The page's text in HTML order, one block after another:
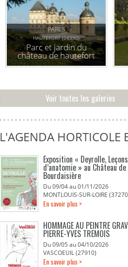
PARCS
HAUTEFORT (24390)
Parc et jardin du
château de hautefort
Voir toutes les galeries
L'AGENDA HORTICOLE
Exposition « Deyrolle, Leçons
d’anatomie » au Château de
Bourdaisière
Du 09/04 au 01/11/2026
MONTLOUIS-SUR-LOIRE
En savoir plus >
HOMMAGE AU PEINTRE
PIERRE-YVES TREMOIS
Du 09/05 au 04/10/2026
VASCOEUIL (27910)
En savoir plus >